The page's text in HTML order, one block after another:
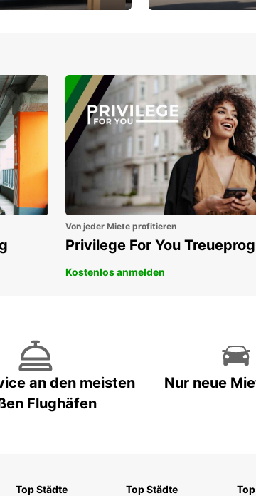
Von jeder Miete profitieren
Privilege For You
Kostenlos anmelden
an den meisten
Flughäfen
Nur neue
Top Städte
Top Städte